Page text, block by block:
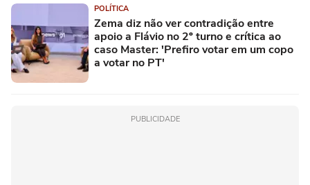
POLÍTICA
Zema diz não ver contradição entre
apoio a Flávio no 2º turno e crítica ao
caso Master: 'Prefiro votar em um copo
a votar no PT'
PUBLICIDADE